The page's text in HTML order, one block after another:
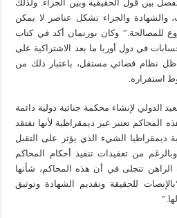
بين قول الحقيقية وبين الجزاء. ولذلك
والشهادة والجزاء تشكل عناصر لا يمكن
للمصالحة.” وكان بورنمان أكد في كتاب
في دول أوربا ما بعد الاشتراكية على
ظل نظام قضائي مستقل، باعتبار ذلك من
استقراره.
الدولي لإنشاء محكمة جنائية دولية دائمة
المحاكم تعتبر غير ديمقراطية لأنها تفتقد
ديمقراطيا الشيء الذي يؤثر على التقبل
من تعقيدات تنفيذ أحكام المحاكم
الراهن تتجلى في أن هذه المحاكم، شأنها
للحقيقة وتقديم الشهادة وتوثيق